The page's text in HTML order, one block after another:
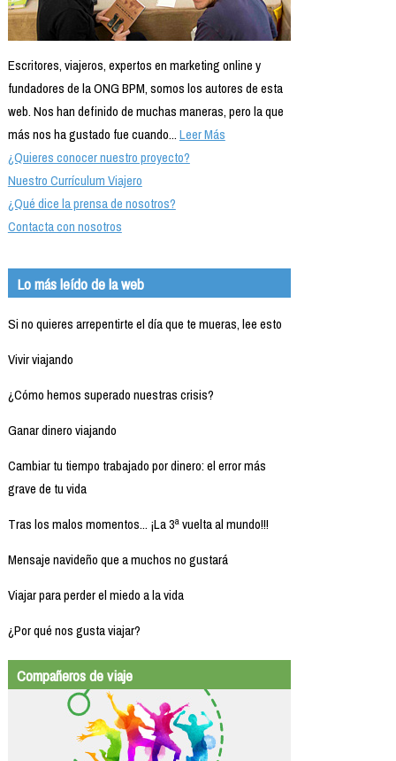
Escritores, viajeros, expertos en marketing online y
fundadores de la ONG BPM, somos los autores de esta
web. Nos han definido de muchas maneras, pero la que
más nos ha gustado fue cuando...Leer Más
¿Quieres conocer nuestro proyecto?
Nuestro Currículum Viajero
¿Qué dice la prensa de nosotros?
Contacta con nosotros
Lo más leído de la web
Si no quieres arrepentirte el día que te mueras, lee esto
Vivir viajando
¿Cómo hemos superado nuestras crisis?
Ganar dinero viajando
Cambiar tu tiempo trabajado por dinero: el error más
grave de tu vida
Tras los malos momentos... ¡La 3ª vuelta al mundo!!!
Mensaje navideño que a muchos no gustará
Viajar para perder el miedo a la vida
¿Por qué nos gusta viajar?
Compañeros de viaje